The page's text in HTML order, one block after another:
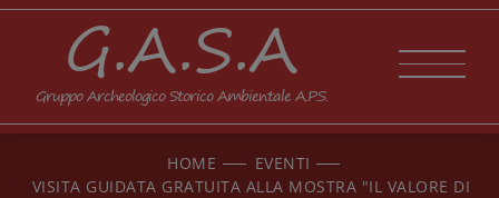
G.A.S.A
Gruppo Archeologico Storico Ambientale A.P.S.
HOME
EVENTI
VISITA GUIDATA GRATUITA ALLA MOSTRA "IL VALORE DI